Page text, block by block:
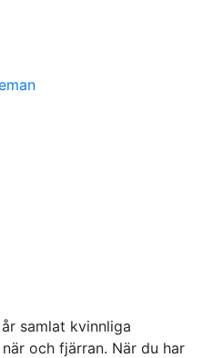
samlat kvinnliga
och fjärran. När du har